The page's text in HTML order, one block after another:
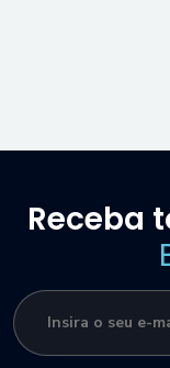
Receba